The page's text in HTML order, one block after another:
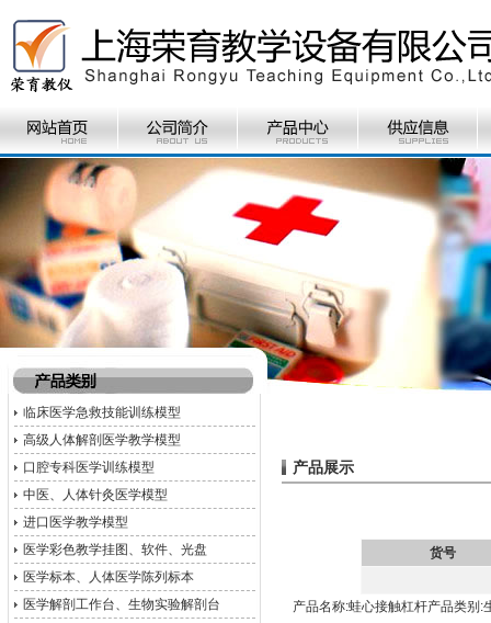
临床医学急救技能训练模型
高级人体解剖医学教学模型
口腔专科医学训练模型
中医、人体针灸医学模型
进口医学教学模型
医学彩色教学挂图、软件、光盘
医学标本、人体医学陈列标本
医学解剖工作台、生物实验解剖台
产品展示
货号
产品名称:蛙心接触杠杆产品类别: